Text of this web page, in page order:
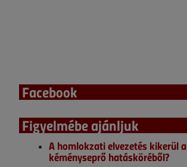
Facebook
Figyelmébe ajánljuk
A homlokzati elvezetés kikerül a
kéményseprő hatásköréből?